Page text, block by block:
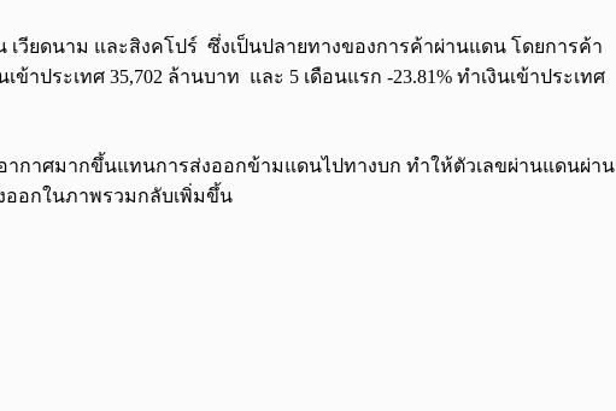
วียดนาม และสิงคโปร์ ซึ่งเป็นปลายทางของการค้าผ่านแดน โดยการค้า
าประเทศ 35,702 ล้านบาท และ 5 เดือนแรก -23.81% ทำเงินเข้าประเทศ
ากาศมากขึ้นแทนการส่งออกข้ามแดนไปทางบก ทำให้ตัวเลขผ่านแดนผ่าน
ออกในภาพรวมกลับเพิ่มขึ้น